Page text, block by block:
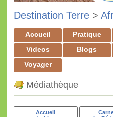
Destination Terre >
Accueil Pratique
Videos
Blogs
Voyager
Médiathèque
Accueil